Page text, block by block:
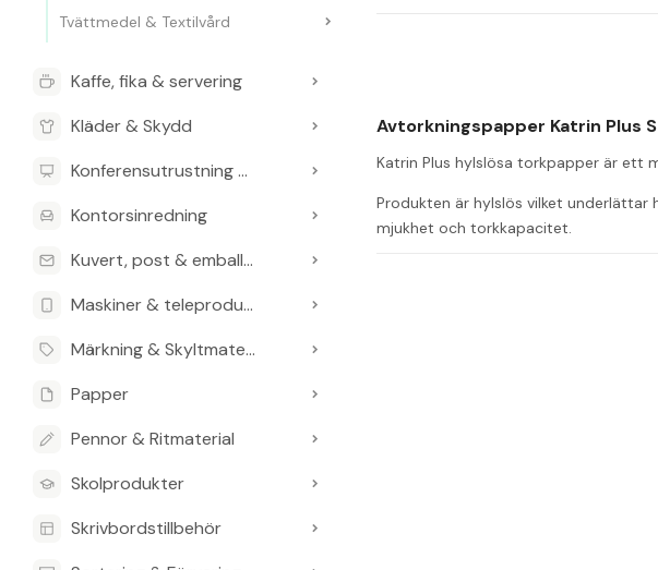
Tvättmedel & Textilvård
Kaffe, fika & servering
Kläder & Skydd
Konferensutrustning & Presentationsutrustning
Kontorsinredning
Kuvert, post & emballage
Maskiner & teleprodukter
Märkning & Skyltmaterial
Papper
Pennor & Ritmaterial
Skolprodukter
Skrivbordstillbehör
Avtorkningspapper Katrin Plus
Katrin Plus hylslösa torkpapper är ett
Produkten är hylslös vilket underlättar
mjukhet och torkkapacitet.